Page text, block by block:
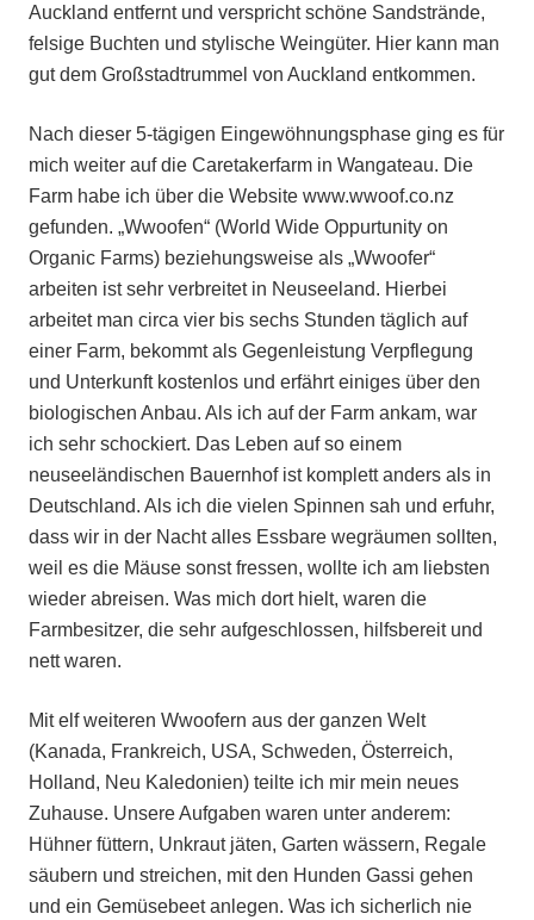
Auckland entfernt und verspricht schöne Sandstrände,
felsige Buchten und stylische Weingüter. Hier kann man
gut dem Großstadtrummel von Auckland entkommen.
Nach dieser 5-tägigen Eingewöhnungsphase ging es für
mich weiter auf die Caretakerfarm in Wangateau. Die
Farm habe ich über die Website www.wwoof.co.nz
gefunden. „Wwoofen“ (World Wide Oppurtunity on
Organic Farms) beziehungsweise als „Wwoofer“
arbeiten ist sehr verbreitet in Neuseeland. Hierbei
arbeitet man circa vier bis sechs Stunden täglich auf
einer Farm, bekommt als Gegenleistung Verpflegung
und Unterkunft kostenlos und erfährt einiges über den
biologischen Anbau. Als ich auf der Farm ankam, war
ich sehr schockiert. Das Leben auf so einem
neuseeländischen Bauernhof ist komplett anders als in
Deutschland. Als ich die vielen Spinnen sah und erfuhr,
dass wir in der Nacht alles Essbare wegräumen sollten,
weil es die Mäuse sonst fressen, wollte ich am liebsten
wieder abreisen. Was mich dort hielt, waren die
Farmbesitzer, die sehr aufgeschlossen, hilfsbereit und
nett waren.
Mit elf weiteren Wwoofern aus der ganzen Welt
(Kanada, Frankreich, USA, Schweden, Österreich,
Holland, Neu Kaledonien) teilte ich mir mein neues
Zuhause. Unsere Aufgaben waren unter anderem:
Hühner füttern, Unkraut jäten, Garten wässern, Regale
säubern und streichen, mit den Hunden Gassi gehen
und ein Gemüsebeet anlegen. Was ich sicherlich nie